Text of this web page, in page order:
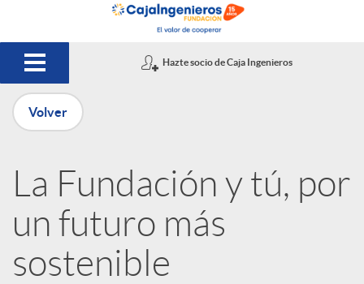
Saltar al contenido principal
Hazte socio de Caja Ingenieros
u
b
Volver
La Fundación y tú, por
un futuro más
sostenible